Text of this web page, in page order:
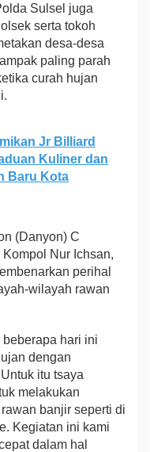
Sulsel juga
serta tokoh
desa-desa
paling parah
curah hujan
Jr Billiard
Kuliner dan
Baru Kota
(Danyon) C
Nur Ichsan,
perihal
wilayah rawan
beberapa hari ini
dengan
itu tsaya
melakukan
banjir seperti di
Kegiatan ini kami
dalam hal